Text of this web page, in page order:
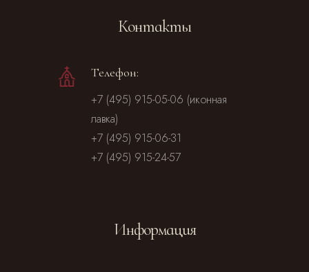
Контакты
Телефон:
+7 (495) 915-05-06 (иконная
лавка)
+7 (495) 915-06-31
+7 (495) 915-24-57
Информация